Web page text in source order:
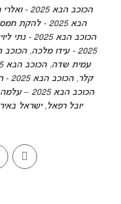
הכוכב הבא 2025 - ואלרי חמאתי
הבא 2025 - להקת חמסה
הכוכב הבא 2025 - נתי ליויאן
2025 - עידו מלכה
,הכוכב הבא 2025 -
עמית שדה,הכוכב הבא 2025 - פרפילאב מונגוזה
קלר,הכוכב הבא 2025 - רננה בואזיזה
הכוכב הבא 2025 – עלמה מימון דה רזון
יובל רפאל,ישראל